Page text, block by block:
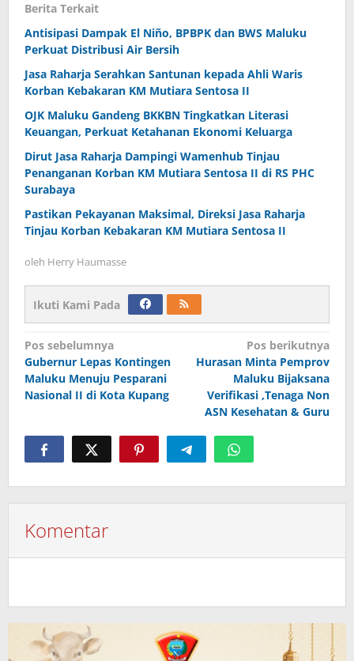
Berita Terkait
Antisipasi Dampak El Niño, BPBPK dan BWS Maluku
Perkuat Distribusi Air Bersih
Jasa Raharja Serahkan Santunan kepada Ahli Waris
Korban Kebakaran KM Mutiara Sentosa II
OJK Maluku Gandeng BKKBN Tingkatkan Literasi
Keuangan, Perkuat Ketahanan Ekonomi Keluarga
Dirut Jasa Raharja Dampingi Wamenhub Tinjau
Penanganan Korban KM Mutiara Sentosa II di RS PHC
Surabaya
Pastikan Pekayanan Maksimal, Direksi Jasa Raharja
Tinjau Korban Kebakaran KM Mutiara Sentosa II
oleh Herry Haumasse
Ikuti Kami Pada
Navigasi
pos
Pos sebelumnya
Gubernur Lepas Kontingen
Maluku Menuju Pesparani
Nasional II di Kota Kupang
Pos berikutnya
Hurasan Minta Pemprov
Maluku Bijaksana
Verifikasi ,Tenaga Non
ASN Kesehatan & Guru
Komentar